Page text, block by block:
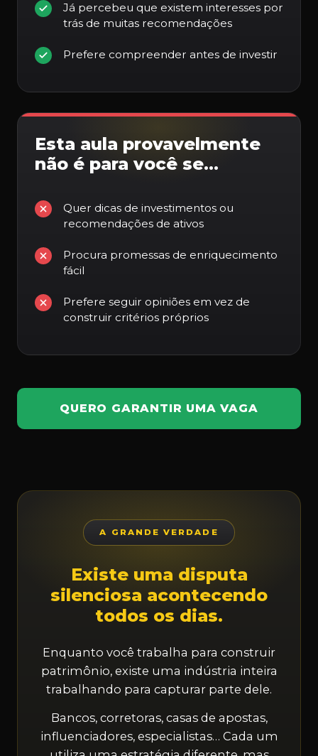
Já percebeu que existem interesses por
trás de muitas recomendações
Prefere compreender antes de investir
Esta aula provavelmente
não é para você se…
Quer dicas de investimentos ou
recomendações de ativos
Procura promessas de enriquecimento
fácil
Prefere seguir opiniões em vez de
construir critérios próprios
QUERO GARANTIR UMA VAGA
A GRANDE VERDADE
Existe uma disputa
silenciosa acontecendo
todos os dias.
Enquanto você trabalha para construir
patrimônio, existe uma indústria inteira
trabalhando para capturar parte dele.
Bancos, corretoras, casas de apostas,
influenciadores, especialistas… Cada um